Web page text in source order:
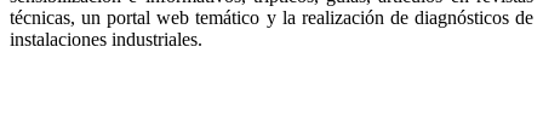
técnicas, un portal web temático y la realización de diagnósticos de
instalaciones industriales.